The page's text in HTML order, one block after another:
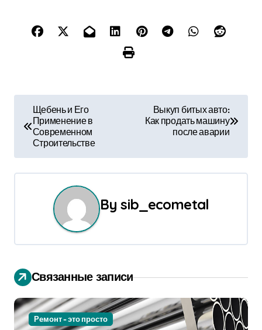
в
и
ц
и
я
п
Щебень и Его
Применение в
Современном
Строительстве
Выкуп битых авто:
Как продать машину
после аварии
Bysib_ecometal
Связанные записи
Ремонт - это просто